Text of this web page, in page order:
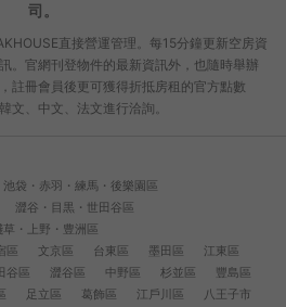
司。
直接營運管理。每15分鐘更新空房資
。官網刊登物件的最新資訊外，也隨時舉辦
註冊會員後更可獲得折抵房租的官方點數
文、中文、法文進行洽詢。
池袋・赤羽・練馬・後樂園區
澀谷・目黒・世田谷區
草・上野・豊洲區
區 文京區 台東區 墨田區
江東區
谷區 澀谷區 中野區 杉並區
豐島區
足立區 葛飾區 江戶川區
八王子市